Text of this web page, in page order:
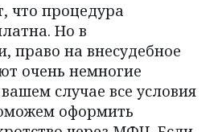
что процедура
Но в
право на внесудебное
очень немногие
случае все условия
оформить